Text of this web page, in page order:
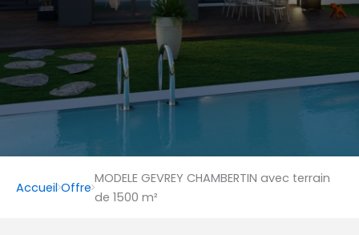
Accueil Offre
MODELE GEVREY CHAMBERTIN avec terrain
de 1500 m²